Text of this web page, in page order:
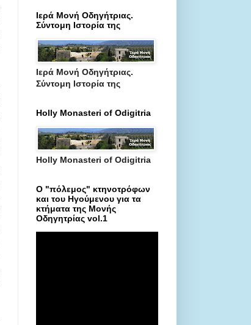
Ιερά Μονή Οδηγήτριας.
Σύντομη Ιστορία της
Ιερά Μονή Οδηγήτριας.
Σύντομη Ιστορία της
Holly Monasteri of Odigitria
Holly Monasteri of Odigitria
Ο "πόλεμος" κτηνοτρόφων
και του Ηγούμενου για τα
κτήματα της Μονής
Οδηγητρίας vol.1